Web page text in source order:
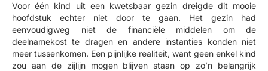
Voor één kind uit een kwetsbaar gezin dreigde dit mooie
hoofdstuk echter niet door te gaan. Het gezin had
eenvoudigweg niet de financiële middelen om de
deelnamekost te dragen en andere instanties konden niet
meer tussenkomen. Een pijnlijke realiteit, want geen enkel kind
zou aan de zijlijn mogen blijven staan op zo’n belangrijk